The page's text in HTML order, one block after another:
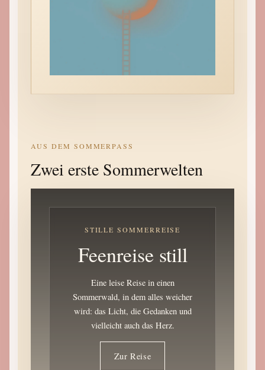
AUS DEM SOMMERPASS
Zwei erste Sommerwelten
STILLE SOMMERREISE
Feenreise still
Eine leise Reise in einen
Sommerwald, in dem alles weicher
wird: das Licht, die Gedanken und
vielleicht auch das Herz.
Zur Reise